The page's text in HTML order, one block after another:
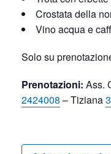
Crostata della
Vino acqua e
Solo su
Prenotazioni: Ass.
2424008 – Tiziana